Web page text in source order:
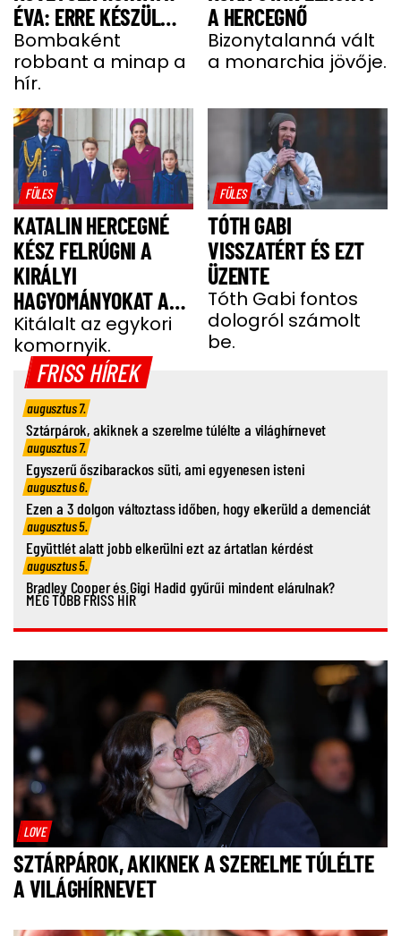
ÉVA: ERRE KÉSZÜL
MOST A MODELL
Bombaként
robbant a minap a
hír.
A HERCEGNŐ
Bizonytalanná vált
a monarchia jövője.
FÜLES
KATALIN HERCEGNÉ
KÉSZ FELRÚGNI A
KIRÁLYI
HAGYOMÁNYOKAT A
GYEREKEI MIATT
Kitálalt az egykori
komornyik.
FÜLES
TÓTH GABI
VISSZATÉRT ÉS EZT
ÜZENTE
Tóth Gabi fontos
dologról számolt
be.
FRISS HÍREK
augusztus 7.
Sztárpárok, akiknek a szerelme túlélte a világhírnevet
augusztus 7.
Egyszerű őszibarackos süti, ami egyenesen isteni
augusztus 6.
Ezen a 3 dolgon változtass időben, hogy elkerüld a demenciát
augusztus 5.
Együttlét alatt jobb elkerülni ezt az ártatlan kérdést
augusztus 5.
Bradley Cooper és Gigi Hadid gyűrűi mindent elárulnak?
MÉG TÖBB FRISS HÍR
LOVE
SZTÁRPÁROK, AKIKNEK A SZERELME TÚLÉLTE
A VILÁGHÍRNEVET